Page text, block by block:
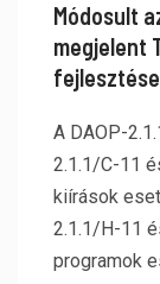
Módosult
megjelent
A DAOP-
2.1.1/C-11
kiírások
2.1.1/H-11
programok